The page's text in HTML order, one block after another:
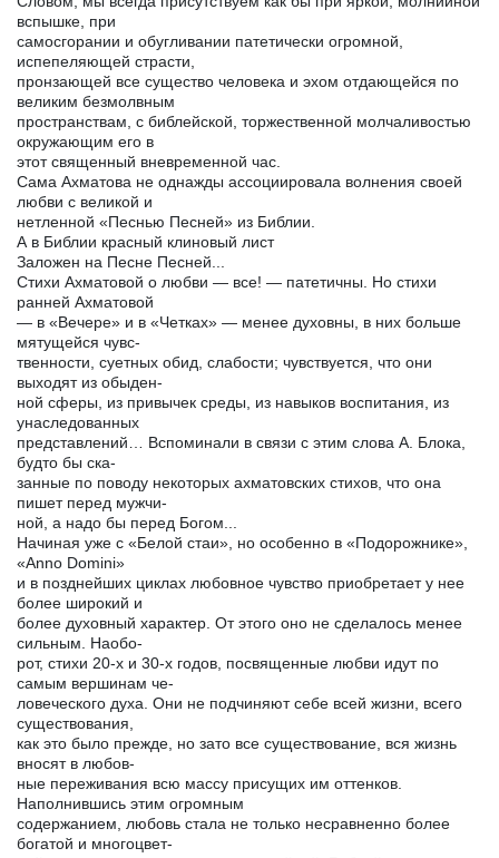
вспышке, при
самосгорании и обугливании патетически огромной,
испепеляющей страсти,
пронзающей все существо человека и эхом отдающейся по
великим безмолвным
пространствам, с библейской, торжественной молчаливостью
окружающим его в
этот священный вневременной час.
Сама Ахматова не однажды ассоциировала волнения своей
любви с великой и
нетленной «Песнью Песней» из Библии.
А в Библии красный клиновый лист
Заложен на Песне Песней...
Стихи Ахматовой о любви — все! — патетичны. Но стихи
ранней Ахматовой
— в «Вечере» и в «Четках» — менее духовны, в них больше
мятущейся чувс-
твенности, суетных обид, слабости; чувствуется, что они
выходят из обыден-
ной сферы, из привычек среды, из навыков воспитания, из
унаследованных
представлений… Вспоминали в связи с этим слова А. Блока,
будто бы ска-
занные по поводу некоторых ахматовских стихов, что она
пишет перед мужчи-
ной, а надо бы перед Богом...
Начиная уже с «Белой стаи», но особенно в «Подорожнике»,
«Anno Domini»
и в позднейших циклах любовное чувство приобретает у нее
более широкий и
более духовный характер. От этого оно не сделалось менее
сильным. Наобо-
рот, стихи 20-х и 30-х годов, посвященные любви идут по
самым вершинам че-
ловеческого духа. Они не подчиняют себе всей жизни, всего
существования,
как это было прежде, но зато все существование, вся жизнь
вносят в любов-
ные переживания всю массу присущих им оттенков.
Наполнившись этим огромным
содержанием, любовь стала не только несравненно более
богатой и многоцвет-